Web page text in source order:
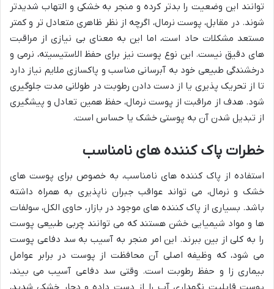
توانند این وضعیت را بدتر کرده و منجر به خشکی و التهاب شدیدتر
شوند. در مقابل، پوست نرمال، اگرچه از نظر ظاهری متعادل تر و کمتر
مستعد مشکلات حاد است، اما این به معنای بی نیازی از مراقبت
های دقیق نیست. این نوع پوست نیز برای حفظ الاستیسیته، نرمی و
درخشندگی طبیعی خود به آبرسانی مناسب و پاکسازی ملایم نیاز دارد
تا از تحریک پذیری یا از دست دادن رطوبت در طولانی مدت جلوگیری
شود. هدف از مراقبت از پوست نرمال، حفظ همین تعادل و پیشگیری
از تبدیل شدن آن به پوستی خشک یا حساس است.
خطرات پاک کننده های نامناسب
استفاده از پاک کننده های نامناسب، به خصوص برای پوست های
خشک و نرمال، می تواند عواقب جبران ناپذیری به همراه داشته
باشد. بسیاری از پاک کننده های موجود در بازار، حاوی الکل، سولفات
ها و مواد شیمیایی خشن هستند که می توانند چربی طبیعی پوست
را به کلی از بین ببرند. این امر منجر به آسیب به سد دفاعی پوست
می شود، که وظیفه اصلی آن محافظت از پوست در برابر عوامل
بیماری زا و حفظ رطوبت است. وقتی سد دفاعی آسیب می بیند،